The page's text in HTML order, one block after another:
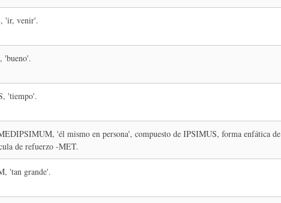
'ir, venir'.
'bueno'.
'tiempo'.
'él mismo en persona', compuesto de IPSIMUS, forma enfática de
de refuerzo -MET.
'tan grande'.